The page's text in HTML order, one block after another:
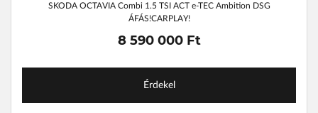
SKODA OCTAVIA Combi 1.5 TSI ACT e-TEC Ambition DSG
ÁFÁS!CARPLAY!
8 590 000 Ft
Érdekel